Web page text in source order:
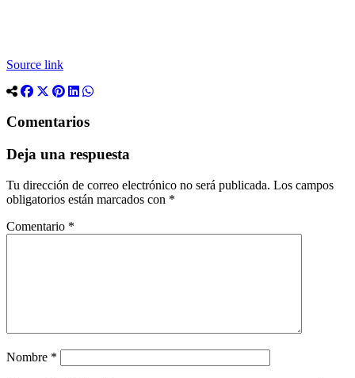
Source link
Comentarios
Deja una respuesta
Tu dirección de correo electrónico no será publicada. Los campos
obligatorios están marcados con *
Comentario *
Nombre *